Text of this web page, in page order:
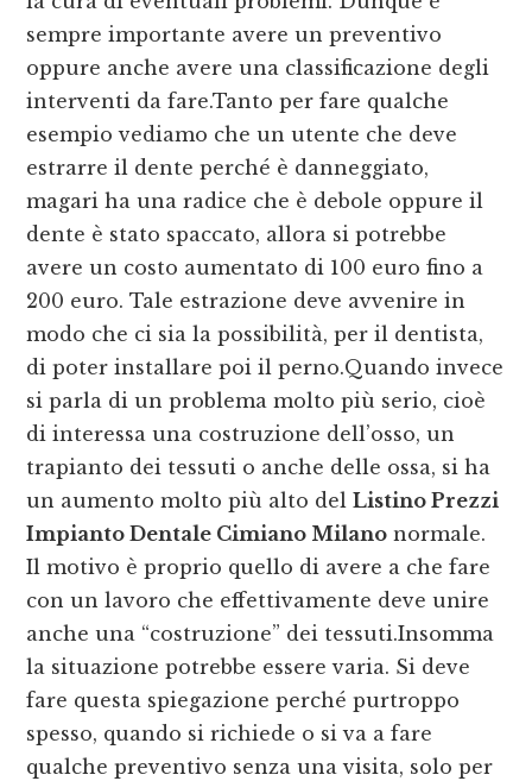
sempre importante avere un preventivo
oppure anche avere una classificazione degli
interventi da fare.Tanto per fare qualche
esempio vediamo che un utente che deve
estrarre il dente perché è danneggiato,
magari ha una radice che è debole oppure il
dente è stato spaccato, allora si potrebbe
avere un costo aumentato di 100 euro fino a
200 euro. Tale estrazione deve avvenire in
modo che ci sia la possibilità, per il dentista,
di poter installare poi il perno.Quando invece
si parla di un problema molto più serio, cioè
di interessa una costruzione dell’osso, un
trapianto dei tessuti o anche delle ossa, si ha
un aumento molto più alto delListino Prezzi
Impianto Dentale Cimiano Milano normale.
Il motivo è proprio quello di avere a che fare
con un lavoro che effettivamente deve unire
anche una “costruzione” dei tessuti.Insomma
la situazione potrebbe essere varia. Si deve
fare questa spiegazione perché purtroppo
spesso, quando si richiede o si va a fare
qualche preventivo senza una visita, solo per